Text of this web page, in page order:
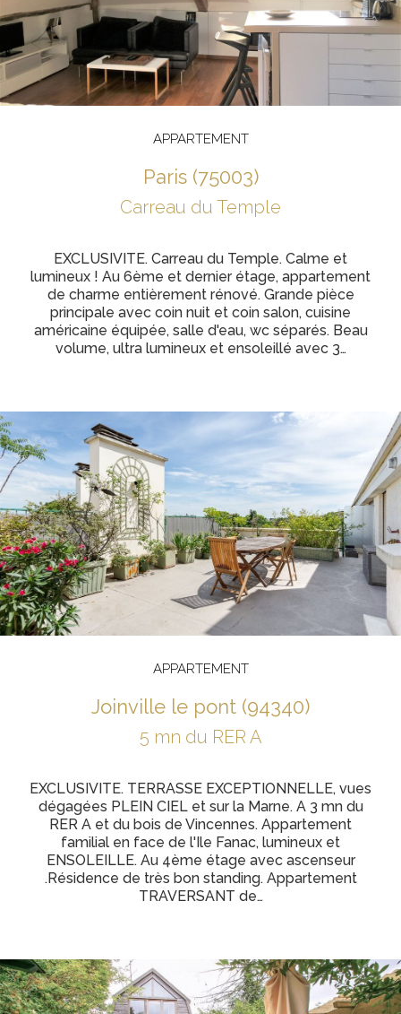
APPARTEMENT
paris (75003)
Carreau du Temple
EXCLUSIVITE. Carreau du Temple. Calme et
lumineux ! Au 6ème et dernier étage, appartement
de charme entièrement rénové. Grande pièce
principale avec coin nuit et coin salon, cuisine
américaine équipée, salle d'eau, wc séparés. Beau
volume, ultra lumineux et ensoleillé avec 3…
APPARTEMENT
joinville le pont (94340)
5 mn du RER A
EXCLUSIVITE. TERRASSE EXCEPTIONNELLE, vues
dégagées PLEIN CIEL et sur la Marne. A 3 mn du
RER A et du bois de Vincennes. Appartement
familial en face de l'Ile Fanac, lumineux et
ENSOLEILLE. Au 4ème étage avec ascenseur
.Résidence de très bon standing. Appartement
TRAVERSANT de…